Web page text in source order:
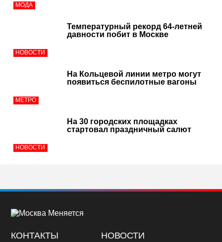
МОДА
НОВОСТИ
Температурный рекорд 64-летней
давности побит в Москве
МЕТРО
На Кольцевой линии метро могут
появиться беспилотные вагоны
НОВОСТИ
На 30 городских площадках
стартовал праздничный салют
КОНТАКТЫ
НОВОСТИ